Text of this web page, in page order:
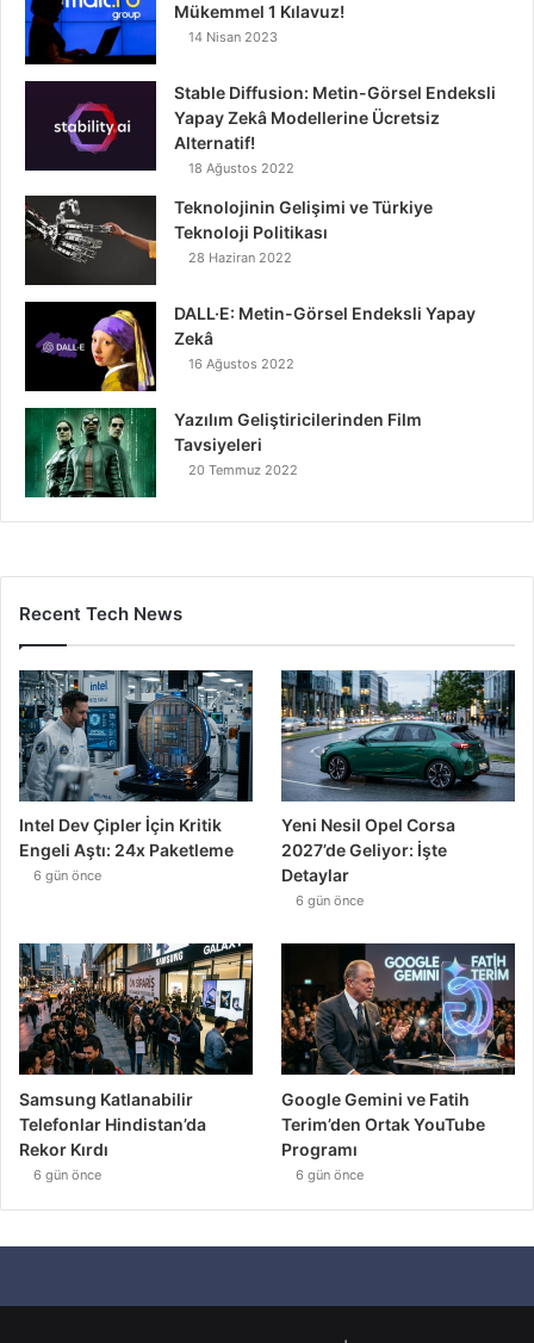
Mükemmel 1 Kılavuz!
14 Nisan 2023
Stable Diffusion: Metin-Görsel Endeksli
Yapay Zekâ Modellerine Ücretsiz
Alternatif!
18 Ağustos 2022
Teknolojinin Gelişimi ve Türkiye
Teknoloji Politikası
28 Haziran 2022
DALL·E: Metin-Görsel Endeksli Yapay
Zekâ
16 Ağustos 2022
Yazılım Geliştiricilerinden Film
Tavsiyeleri
20 Temmuz 2022
Recent Tech News
Intel Dev Çipler İçin Kritik
Engeli Aştı: 24x Paketleme
6 gün önce
Yeni Nesil Opel Corsa
2027’de Geliyor: İşte
Detaylar
6 gün önce
Samsung Katlanabilir
Telefonlar Hindistan’da
Rekor Kırdı
6 gün önce
Google Gemini ve Fatih
Terim’den Ortak YouTube
Programı
6 gün önce